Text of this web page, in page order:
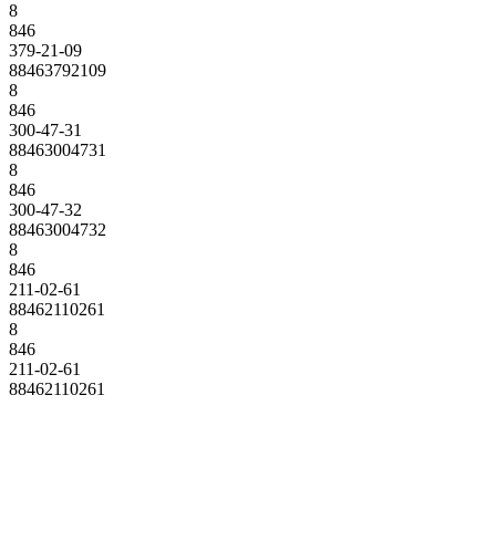
8
846
379-21-09
88463792109
8
846
300-47-31
88463004731
8
846
300-47-32
88463004732
8
846
211-02-61
88462110261
8
846
211-02-61
88462110261